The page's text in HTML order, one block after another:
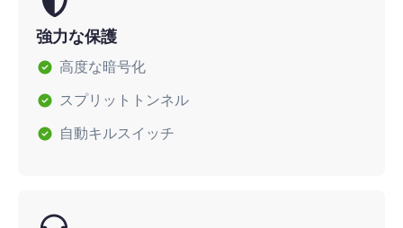
強力な保護
高度な暗号化
スプリットトンネル
自動キルスイッチ